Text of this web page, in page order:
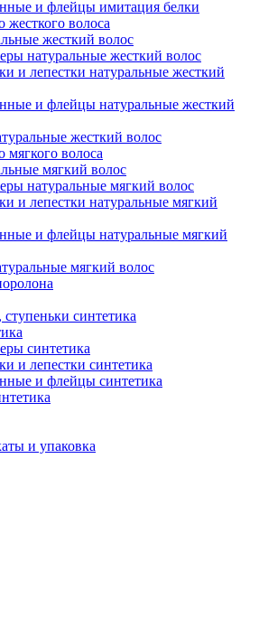
и флейцы имитация белки
жесткого волоса
жесткий волос
натуральные жесткий волос
и лепестки натуральные жесткий
и флейцы натуральные жесткий
жесткий волос
мягкого волоса
мягкий волос
натуральные мягкий волос
и лепестки натуральные мягкий
и флейцы натуральные мягкий
мягкий волос
синтетика
синтетика
и лепестки синтетика
и флейцы синтетика
и упаковка